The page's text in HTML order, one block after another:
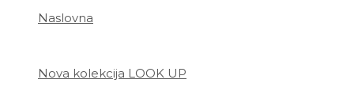
Naslovna
Nova kolekcija LOOK UP